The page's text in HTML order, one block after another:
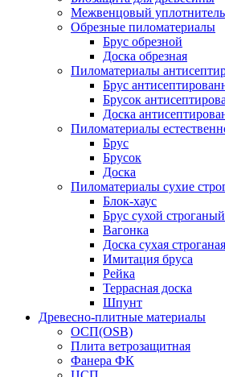
Межвенцовый уплотнитель
Обрезные пиломатериалы
Брус обрезной
Доска обрезная
Пиломатериалы
Брус
Брусок
Доска
Пиломатериалы
Брус
Брусок
Доска
Пиломатериалы сухие
Блок-хаус
Брус сухой строганый
Вагонка
Доска сухая строганая
Имитация бруса
Рейка
Террасная доска
Шпунт
Древесно-плитные материалы
ОСП(OSB)
Плита ветрозащитная
Фанера ФК